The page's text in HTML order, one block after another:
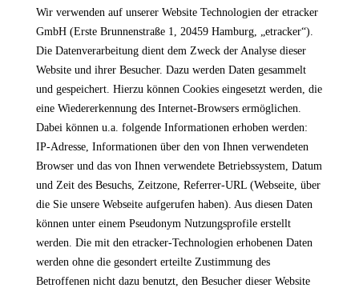
Wir verwenden auf unserer Website Technologien der etracker
GmbH (Erste Brunnenstraße 1, 20459 Hamburg, „etracker“).
Die Datenverarbeitung dient dem Zweck der Analyse dieser
Website und ihrer Besucher. Dazu werden Daten gesammelt
und gespeichert. Hierzu können Cookies eingesetzt werden, die
eine Wiedererkennung des Internet-Browsers ermöglichen.
Dabei können u.a. folgende Informationen erhoben werden:
IP-Adresse, Informationen über den von Ihnen verwendeten
Browser und das von Ihnen verwendete Betriebssystem, Datum
und Zeit des Besuchs, Zeitzone, Referrer-URL (Webseite, über
die Sie unsere Webseite aufgerufen haben). Aus diesen Daten
können unter einem Pseudonym Nutzungsprofile erstellt
werden. Die mit den etracker-Technologien erhobenen Daten
werden ohne die gesondert erteilte Zustimmung des
Betroffenen nicht dazu benutzt, den Besucher dieser Website